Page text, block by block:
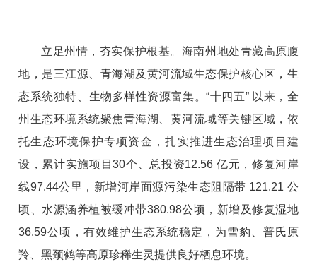
立足州情，夯实保护根基。 海南州地处青藏高原腹
地，是三江源、青海湖及黄河流域生态保护核心区，生
态系统独特、生物多样性资源富集。“十四五” 以来，全
州生态环境系统聚焦青海湖、黄河流域等关键区域，依
托生态环境保护专项资金，扎实推进生态治理项目建
设，累计实施项目30个、总投资12.56 亿元，修复河岸
线97.44公里，新增河岸面源污染生态阻隔带 121.21 公
顷、水源涵养植被缓冲带380.98公顷，新增及修复湿地
36.59公顷，有效维护生态系统稳定，为雪豹、普氏原
羚、黑颈鹤等高原珍稀生灵提供良好栖息环境。